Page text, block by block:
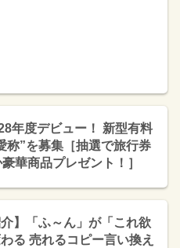
年度デビュー！ 新型有料
称”を募集［抽選で旅行券
華商品プレゼント！］
介】「ふ～ん」が「これ欲
る 売れるコピー言い換え